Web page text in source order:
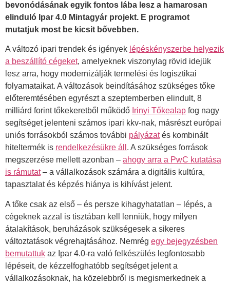
bevonódásának egyik fontos lába lesz a hamarosan
elinduló Ipar 4.0 Mintagyár projekt. E programot
mutatjuk most be kicsit bővebben.
A változó ipari trendek és igények lépéskényszerbe helyezik
a beszállító cégeket, amelyeknek viszonylag rövid idejük
lesz arra, hogy modernizálják termelési és logisztikai
folyamataikat. A változások beindításához szükséges tőke
előteremtésében egyrészt a szeptemberben elindult, 8
milliárd forint tőkekeretből működő Irinyi Tőkealap fog nagy
segítséget jelenteni számos ipari kkv-nak, másrészt európai
uniós forrásokból számos további pályázatés kombinált
hiteltermék is rendelkezésükre áll . A szükséges források
megszerzése mellett azonban – ahogy arra a PwC kutatása
is rámutat– a vállalkozások számára a digitális kultúra,
tapasztalat és képzés hiánya is kihívást jelent.
A tőke csak az első – és persze kihagyhatatlan – lépés, a
cégeknek azzal is tisztában kell lenniük, hogy milyen
átalakítások, beruházások szükségesek a sikeres
változtatások végrehajtásához. Nemrég egy bejegyzésben
bemutattuk az Ipar 4.0-ra való felkészülés legfontosabb
lépéseit, de kézzelfoghatóbb segítséget jelent a
vállalkozásoknak, ha közelebbről is megismerkednek a